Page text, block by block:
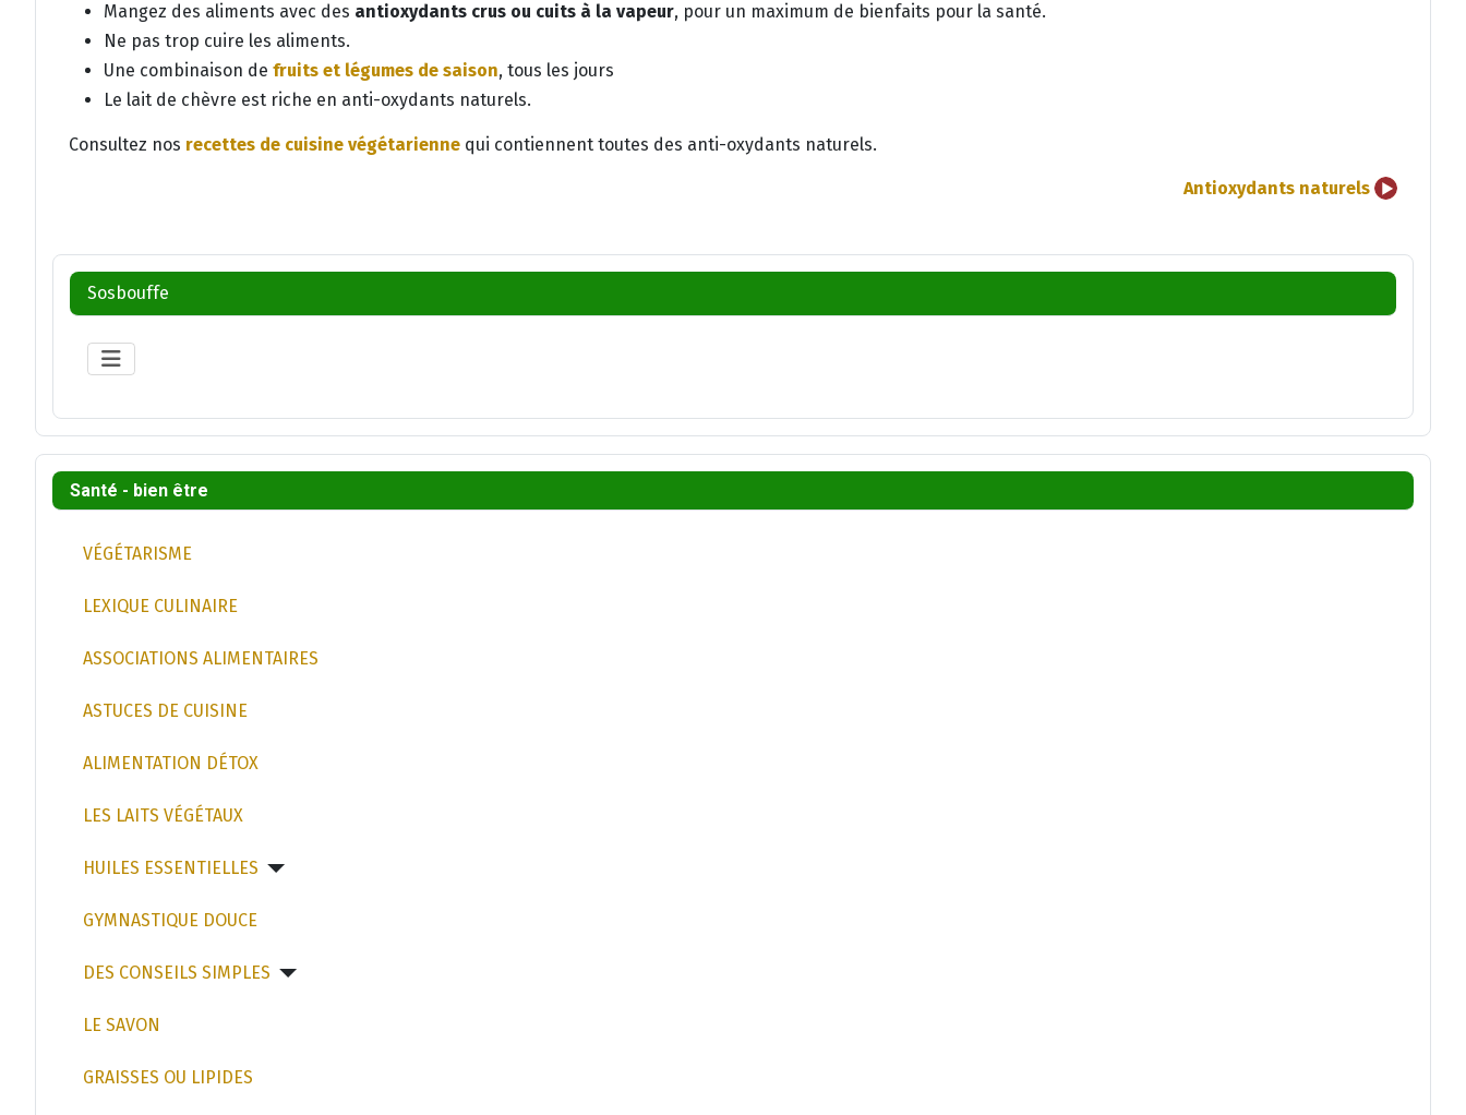
Santé - bien être
VÉGÉTARISME
LEXIQUE CULINAIRE
ASSOCIATIONS ALIMENTAIRES
ASTUCES DE CUISINE
ALIMENTATION DÉTOX
LES LAITS VÉGÉTAUX
HUILES ESSENTIELLES
GYMNASTIQUE DOUCE
DES CONSEILS SIMPLES
LE SAVON
GRAISSES OU LIPIDES
Mangez des aliments avec des antioxydants crus ou cuits à la vapeur, pour un maximum de bienfaits pour la santé.
Ne pas trop cuire les aliments.
Une combinaison de fruits et légumes de saison, tous les jours
Le lait de chèvre est riche en anti-oxydants naturels.
Consultez nos recettes de cuisine végétarienne qui contiennent toutes des anti-oxydants naturels.
Antioxydants naturels
Sosbouffe